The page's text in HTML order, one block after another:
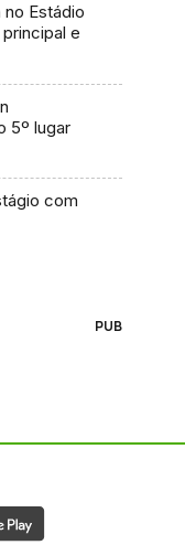
no Estádio
e
5º lugar
com
PUB